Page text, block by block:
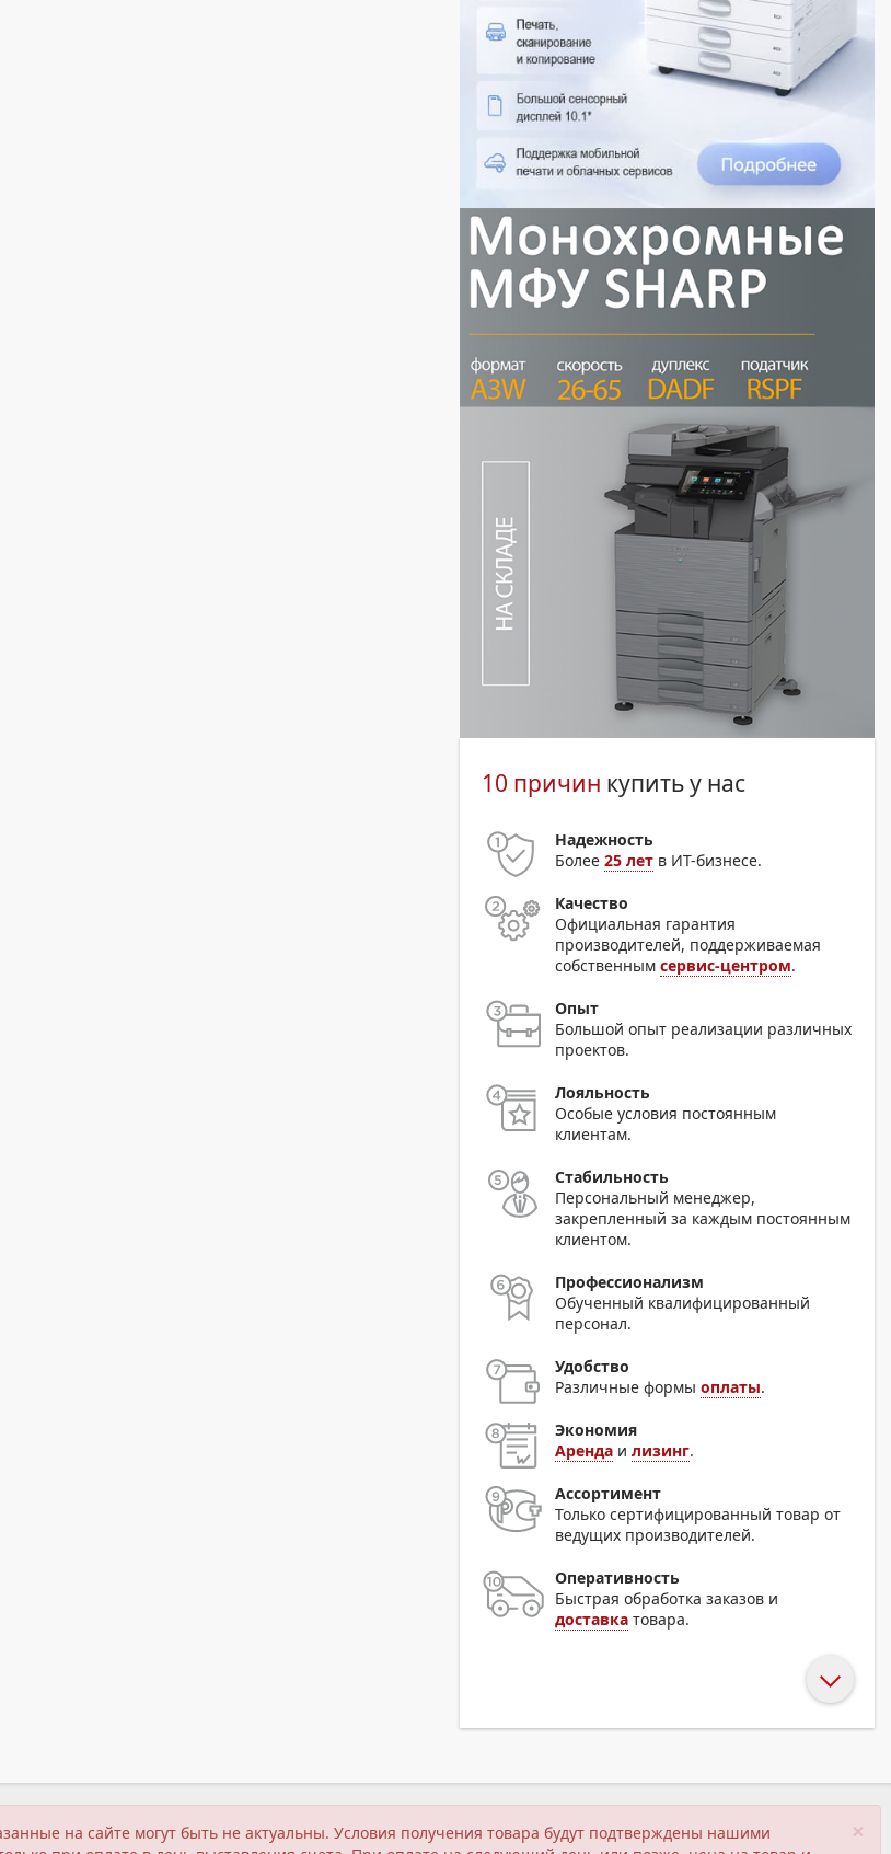
10 причин купить у нас
Надежность
Более25 лет в ИТ-бизнесе.
Качество
Официальная гарантия
производителей, поддерживаемая
собственнымсервис-центром.
Опыт
Большой опыт реализации различных
проектов.
Лояльность
Особые условия постоянным
клиентам.
Стабильность
Персональный менеджер,
закрепленный за каждым постоянным
клиентом.
Профессионализм
Обученный квалифицированный
персонал.
Удобство
Различные формыоплаты.
Экономия
Аренда илизинг.
Ассортимент
Только сертифицированный товар от
ведущих производителей.
Оперативность
Быстрая обработка заказов и
доставка товара.
×
на сайте могут быть не актуальны. Условия получения товара будут подтверждены нашими